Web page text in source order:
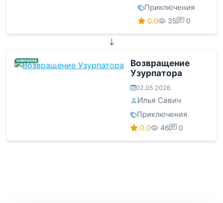
Приключения
0.0 35 0
ЗАВЕРШЕНА
Возвращение
Узурпатора
02.05.2026
Илья Савич
Приключения
0.0 46 0